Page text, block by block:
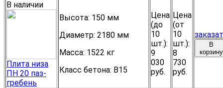
В наличии
Плита низа
ПН 20 паз-
гребень
Высота: 150 мм
Диаметр: 2180 мм
Масса: 1522 кг
Класс бетона: B15
Цена
(до
10
шт.):
9
030
руб.
Цена
(от
10
шт.):
8
730
руб.
В
корзину